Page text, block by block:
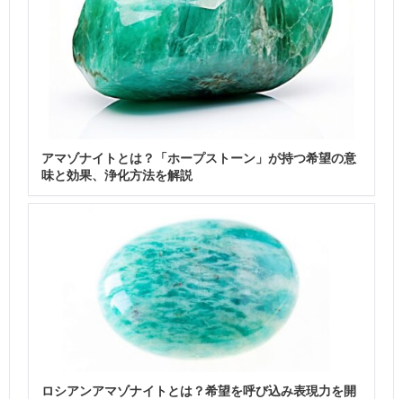
アマゾナイトとは？「ホープストーン」が持つ希望の意
味と効果、浄化方法を解説
ロシアンアマゾナイトとは？希望を呼び込み表現力を開